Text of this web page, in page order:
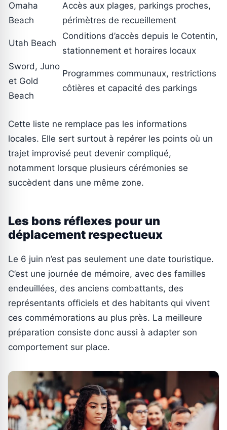
Omaha
Beach
Accès aux plages, parkings proches,
périmètres de recueillement
Utah Beach
Conditions d’accès depuis le Cotentin,
stationnement et horaires locaux
Sword, Juno
et Gold
Beach
Programmes communaux, restrictions
côtières et capacité des parkings
Cette liste ne remplace pas les informations
locales. Elle sert surtout à repérer les points où un
trajet improvisé peut devenir compliqué,
notamment lorsque plusieurs cérémonies se
succèdent dans une même zone.
Les bons réflexes pour un
déplacement respectueux
Le 6 juin n’est pas seulement une date touristique.
C’est une journée de mémoire, avec des familles
endeuillées, des anciens combattants, des
représentants officiels et des habitants qui vivent
ces commémorations au plus près. La meilleure
préparation consiste donc aussi à adapter son
comportement sur place.